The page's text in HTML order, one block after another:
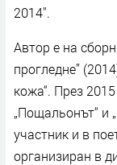
2014″.
Автор e на
прогледне”
кожа“. През
„Пощальонът“ и
участник и в
организиран в